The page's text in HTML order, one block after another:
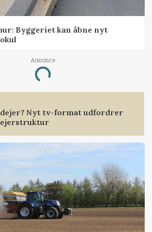
Byggeriet kan åbne nyt
Annonce
Loading...
Nyt tv-format udfordrer